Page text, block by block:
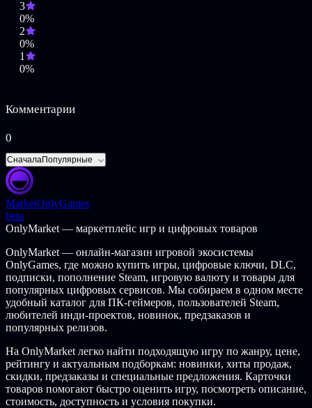
и интереснее с гоночным регламентом Forza, шинной и
топливной стратегией и новыми системами водительского
рейтинга и рейтинга безопасности.
Присоединяйтесь к постоянно развивающемуся миру
мотоспорта. В ближайшие годы мы будем регулярно
удивительным машинам, свежим трассам и увлекательным
*(для многопользовательской игры на консоли требуется
подписка Xbox Game Pass Ultimate или Core, продается
отдельно)
3
0%
2
0%
1
0%
Комментарии
0
СначалаПопулярные
MarketOnlyGames
beta
OnlyMarket — маркетплейс игр и цифровых товаров
OnlyMarket — онлайн-магазин игровой экосистемы
OnlyGames, где можно купить игры, цифровые ключи, DLC,
подписки, пополнение Steam, игровую валюту и товары для
популярных цифровых сервисов. Мы собираем в одном месте
удобный каталог для ПК-геймеров, пользователей Steam,
любителей инди-проектов, новинок, предзаказов и
популярных релизов.
На OnlyMarket легко найти подходящую игру по жанру, цене,
рейтингу и актуальным подборкам: новинки, хиты продаж,
скидки, предзаказы и специальные предложения. Карточки
товаров помогают быстро оценить игру, посмотреть описание,
стоимость, доступность и условия покупки.